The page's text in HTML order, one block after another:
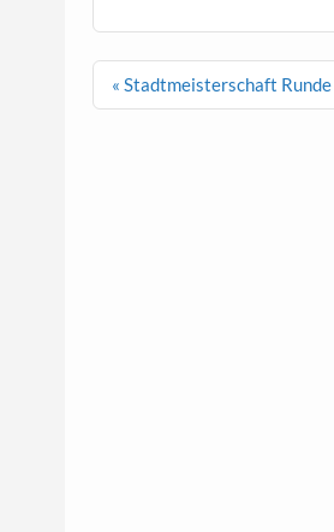
Beitragsnavigation
« Stadtmeisterschaft Runde